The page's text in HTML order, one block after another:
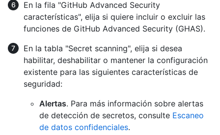
En la fila "GitHub Advanced Security
características", elija si quiere incluir o excluir las
funciones de GitHub Advanced Security (GHAS).
En la tabla "Secret scanning", elija si desea
habilitar, deshabilitar o mantener la configuración
existente para las siguientes características de
seguridad:
Alertas. Para más información sobre alertas
de detección de secretos, consulte Escaneo
de datos confidenciales.